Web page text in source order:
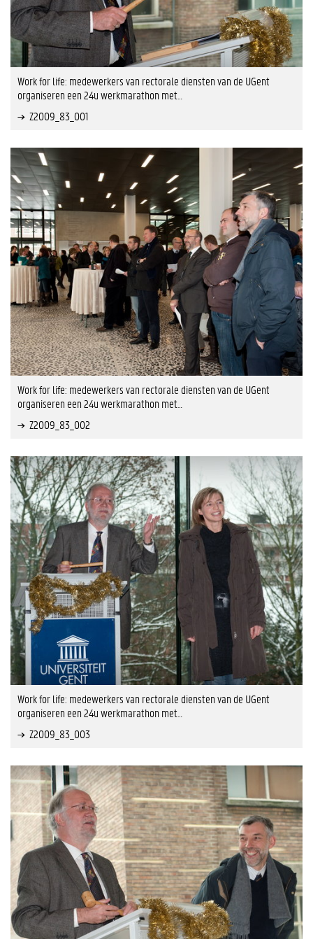
Work for life: medewerkers van rectorale diensten van de UGent
organiseren een 24u werkmarathon met…
Z2009_83_001
Work for life: medewerkers van rectorale diensten van de UGent
organiseren een 24u werkmarathon met…
Z2009_83_002
Work for life: medewerkers van rectorale diensten van de UGent
organiseren een 24u werkmarathon met…
Z2009_83_003